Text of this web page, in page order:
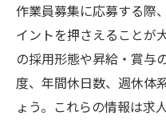
作業員募集に応募する際
イントを押さえることが
の採用形態や昇給・賞与
度、年間休日数、週休体
ょう。これらの情報は求